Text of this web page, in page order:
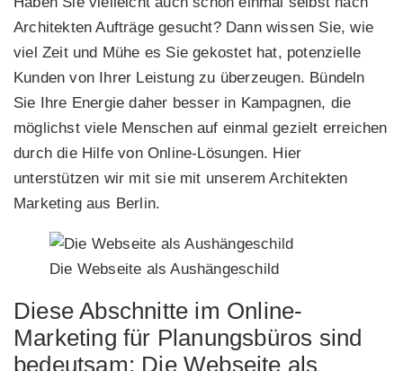
Architekten Aufträge gesucht? Dann wissen Sie, wie
viel Zeit und Mühe es Sie gekostet hat, potenzielle
Kunden von Ihrer Leistung zu überzeugen. Bündeln
Sie Ihre Energie daher besser in Kampagnen, die
möglichst viele Menschen auf einmal gezielt erreichen
durch die Hilfe von Online-Lösungen. Hier
unterstützen wir mit sie mit unserem Architekten
Marketing aus Berlin.
Die Webseite als Aushängeschild
Diese Abschnitte im Online-
Marketing für Planungsbüros sind
bedeutsam: Die Webseite als